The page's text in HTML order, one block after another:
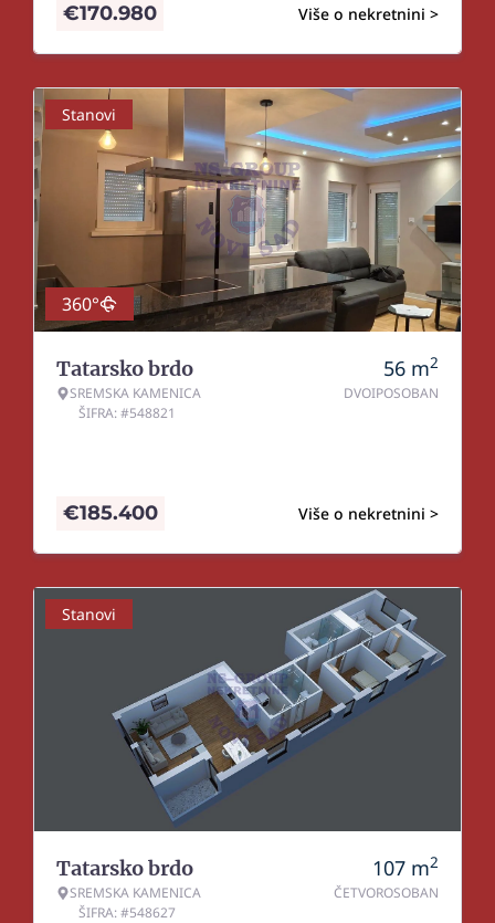
Više o nekretnini >
€170.980
Stanovi
360°
Tatarsko brdo
SREMSKA KAMENICA
ŠIFRA: #548821
56 m2
DVOIPOSOBAN
Više o nekretnini >
€185.400
Stanovi
Tatarsko brdo
SREMSKA KAMENICA
ŠIFRA: #548627
107 m2
ČETVOROSOBAN